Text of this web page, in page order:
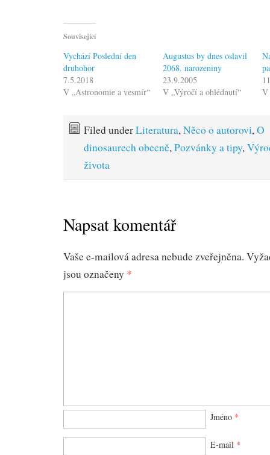
Související
Vychází Poslední den
druhohor
7.5.2018
V „Astronomie a vesmír“
Augustus by dnes oslavil
2068. narozeniny
23.9.2005
V „Výročí a ohlédnutí“
V
Filed underLiteratura,Něco o autorovi,O
dinosaurech obecně,Pozvánky a tipy,
života
Napsat komentář
Vaše e-mailová adresa nebude zveřejněna.
jsou označeny *
Jméno *
E-mail *